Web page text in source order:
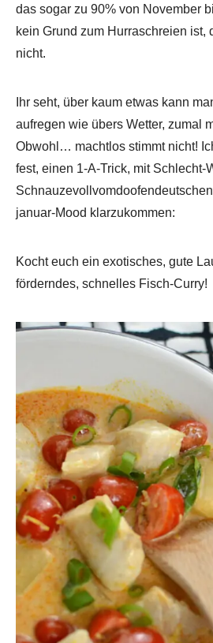
das sogar zu 90% von November
kein Grund zum Hurraschreien ist,
nicht.
Ihr seht, über kaum etwas kann
aufregen wie übers Wetter, zumal
Obwohl… machtlos stimmt nicht!
fest, einen 1-A-Trick, mit Schlecht-
januar-Mood klarzukommen:
Kocht euch ein exotisches, gute
förderndes, schnelles Fisch-Curry!